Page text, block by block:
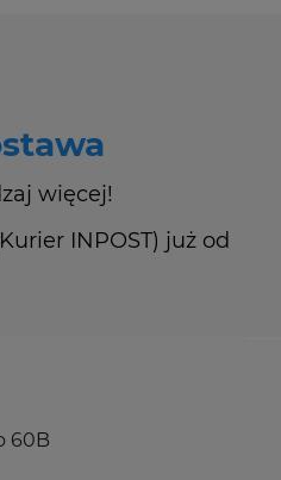
więcej!
INPOST) już od
60B